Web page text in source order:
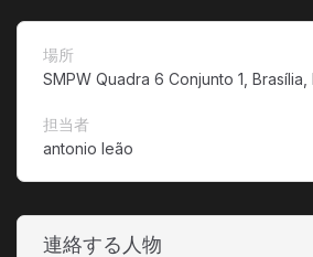
場所
SMPW Quadra 6 Conjunto 1, Brasília,
担当者
antonio leão
連絡する人物